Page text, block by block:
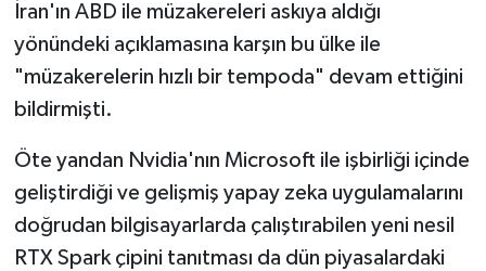
İran'ın ABD ile müzakereleri askıya aldığı
yönündeki açıklamasına karşın bu ülke ile
"müzakerelerin hızlı bir tempoda" devam ettiğini
bildirmişti.
Öte yandan Nvidia'nın Microsoft ile işbirliği içinde
geliştirdiği ve gelişmiş yapay zeka uygulamalarını
doğrudan bilgisayarlarda çalıştırabilen yeni nesil
RTX Spark çipini tanıtması da dün piyasalardaki